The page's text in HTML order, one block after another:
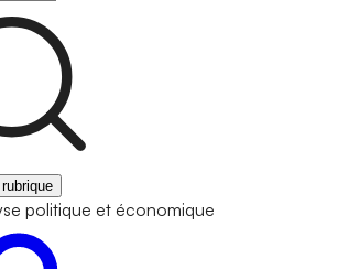
politique et économique